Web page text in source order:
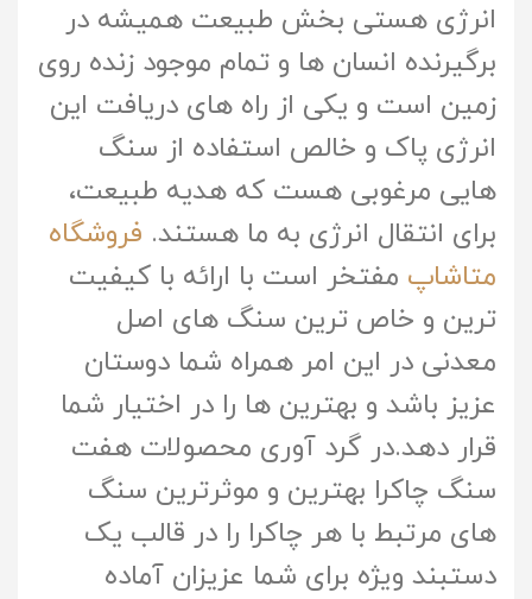
انرژی هستی بخش طبیعت همیشه در
برگیرنده انسان ها و تمام موجود زنده روی
زمین است و یکی از راه های دریافت این
انرژی پاک و خالص استفاده از سنگ
هایی مرغوبی هست که هدیه طبیعت،
برای انتقال انرژی به ما هستند. فروشگاه
متاشاپ مفتخر است با ارائه با کیفیت
ترین و خاص ترین سنگ های اصل
معدنی در این امر همراه شما دوستان
عزیز باشد و بهترین ها را در اختیار شما
قرار دهد.در گرد آوری محصولات هفت
سنگ چاکرا بهترین و موثرترین سنگ
های مرتبط با هر چاکرا را در قالب یک
دستبند ویژه برای شما عزیزان آماده